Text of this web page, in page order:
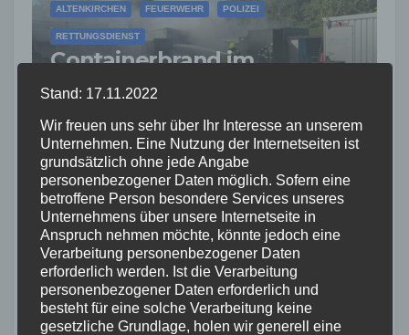
ALTENKIRCHEN FEUERWEHR POLIZEI
RETTUNGSDIENST
Containerbrand im
Industriegebiet Horhausen:
Feuerwehr verhindert
weitere Ausbreitung
FEUERWEHR NEUWIED POLIZEI RETTUNGSDIENST
Flächenbrand bei Oberdreis:
Feuerwehr verhindert
Übergreifen auf Waldgebiet
7. AUG. 2026
Stand: 17.11.2022
Wir freuen uns sehr über Ihr Interesse an unserem
Unternehmen. Eine Nutzung der Internetseiten ist
grundsätzlich ohne jede Angabe
personenbezogener Daten möglich. Sofern eine
betroffene Person besondere Services unseres
Unternehmens über unsere Internetseite in
Anspruch nehmen möchte, könnte jedoch eine
Verarbeitung personenbezogener Daten
erforderlich werden. Ist die Verarbeitung
personenbezogener Daten erforderlich und
besteht für eine solche Verarbeitung keine
gesetzliche Grundlage, holen wir generell eine